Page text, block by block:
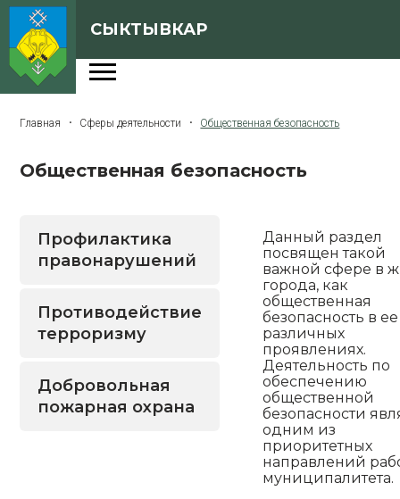
СЫКТЫВКАР
Генеральный план
Бюджет города
Архивная версия сайта
Версия для слабовидящих
Главная Сферы деятельности Общественная безопасность
Общественная безопасность
Профилактика
правонарушений
Противодействие
терроризму
Добровольная
пожарная охрана
Данный раздел
посвящен такой
важной сфере в
города, как
общественная
безопасность в ее
различных
проявлениях.
Деятельность по
обеспечению
общественной
безопасности
одним из
приоритетных
направлений
муниципалитета.